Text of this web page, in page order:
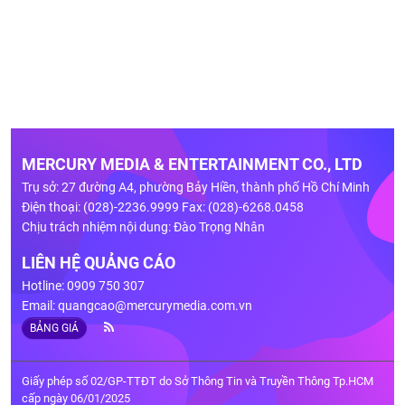
MERCURY MEDIA & ENTERTAINMENT CO., LTD
Trụ sở: 27 đường A4, phường Bảy Hiền, thành phố Hồ Chí Minh
Điện thoại: (028)-2236.9999 Fax: (028)-6268.0458
Chịu trách nhiệm nội dung: Đào Trọng Nhân
LIÊN HỆ QUẢNG CÁO
Hotline: 0909 750 307
Email:quangcao@mercurymedia.com.vn
BẢNG GIÁ
Giấy phép số 02/GP-TTĐT do Sở Thông Tin và Truyền Thông Tp.HCM
cấp ngày 06/01/2025